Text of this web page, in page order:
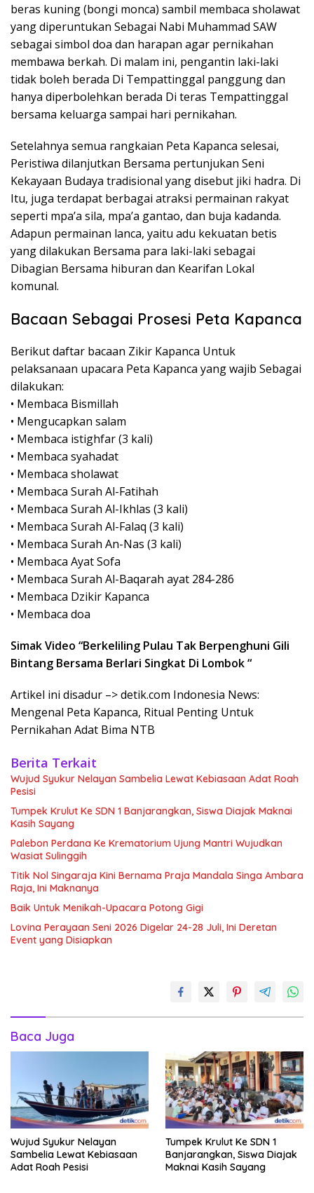
beras kuning (bongi monca) sambil membaca sholawat
yang diperuntukan Sebagai Nabi Muhammad SAW
sebagai simbol doa dan harapan agar pernikahan
membawa berkah. Di malam ini, pengantin laki-laki
tidak boleh berada Di Tempattinggal panggung dan
hanya diperbolehkan berada Di teras Tempattinggal
bersama keluarga sampai hari pernikahan.
Setelahnya semua rangkaian Peta Kapanca selesai,
Peristiwa dilanjutkan Bersama pertunjukan Seni
Kekayaan Budaya tradisional yang disebut jiki hadra. Di
Itu, juga terdapat berbagai atraksi permainan rakyat
seperti mpa’a sila, mpa’a gantao, dan buja kadanda.
Adapun permainan lanca, yaitu adu kekuatan betis
yang dilakukan Bersama para laki-laki sebagai
Dibagian Bersama hiburan dan Kearifan Lokal
komunal.
Bacaan Sebagai Prosesi Peta Kapanca
Berikut daftar bacaan Zikir Kapanca Untuk
pelaksanaan upacara Peta Kapanca yang wajib Sebagai
dilakukan:
• Membaca Bismillah
• Mengucapkan salam
• Membaca istighfar (3 kali)
• Membaca syahadat
• Membaca sholawat
• Membaca Surah Al-Fatihah
• Membaca Surah Al-Ikhlas (3 kali)
• Membaca Surah Al-Falaq (3 kali)
• Membaca Surah An-Nas (3 kali)
• Membaca Ayat Sofa
• Membaca Surah Al-Baqarah ayat 284-286
• Membaca Dzikir Kapanca
• Membaca doa
Simak Video “Berkeliling Pulau Tak Berpenghuni Gili
Bintang Bersama Berlari Singkat Di Lombok“
Artikel ini disadur –> detik.com Indonesia News:
Mengenal Peta Kapanca, Ritual Penting Untuk
Pernikahan Adat Bima NTB
Berita Terkait
Wujud Syukur Nelayan Sambelia Lewat Kebiasaan Adat Roah
Pesisi
Tumpek Krulut Ke SDN 1 Banjarangkan, Siswa Diajak Maknai
Kasih Sayang
Palebon Perdana Ke Krematorium Ujung Mantri Wujudkan
Wasiat Sulinggih
Titik Nol Singaraja Kini Bernama Praja Mandala Singa Ambara
Raja, Ini Maknanya
Baik Untuk Menikah-Upacara Potong Gigi
Lovina Perayaan Seni 2026 Digelar 24-28 Juli, Ini Deretan
Event yang Disiapkan
Baca Juga
Wujud Syukur Nelayan
Sambelia Lewat Kebiasaan
Adat Roah Pesisi
Tumpek Krulut Ke SDN 1
Banjarangkan, Siswa Diajak
Maknai Kasih Sayang